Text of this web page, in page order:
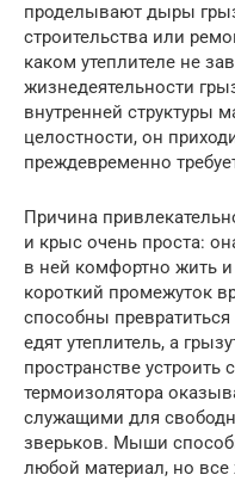
проделывают дыры
строительства или
каком утеплителе не
жизнедеятельности
внутренней структуры
целостности, он
преждевременно
Причина
и крыс очень проста:
в ней комфортно жить
короткий промежуток
способны
едят утеплитель, а
пространстве устроить
термоизолятора
служащими для
зверьков. Мыши
любой материал, но все